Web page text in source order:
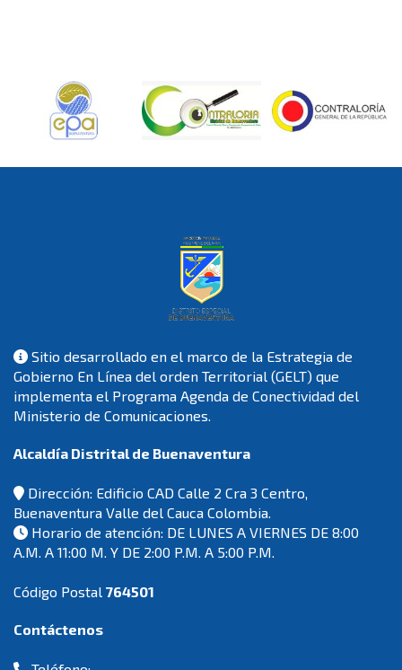
Sitio desarrollado en el marco de la Estrategia de
Gobierno En Línea del orden Territorial (GELT) que
implementa el Programa Agenda de Conectividad del
Ministerio de Comunicaciones.
Alcaldía Distrital de Buenaventura
Dirección: Edificio CAD Calle 2 Cra 3 Centro,
Buenaventura Valle del Cauca Colombia.
Horario de atención: DE LUNES A VIERNES DE 8:00
A.M. A 11:00 M. Y DE 2:00 P.M. A 5:00 P.M.
Código Postal 764501
Contáctenos